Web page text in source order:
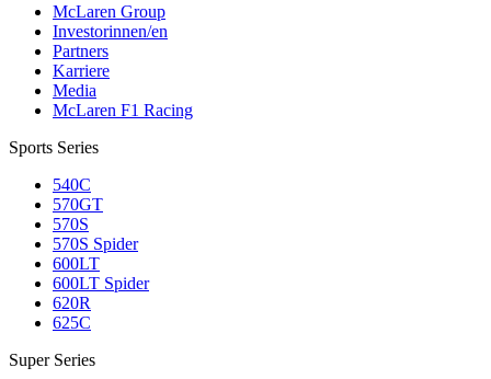
McLaren Group
Investorinnen/en
Partners
Karriere
Media
McLaren F1 Racing
Sports Series
540C
570GT
570S
570S Spider
600LT
600LT Spider
620R
625C
Super Series